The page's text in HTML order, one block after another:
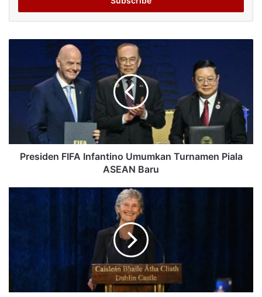
Presiden FIFA Infantino Umumkan Turnamen Piala
ASEAN Baru